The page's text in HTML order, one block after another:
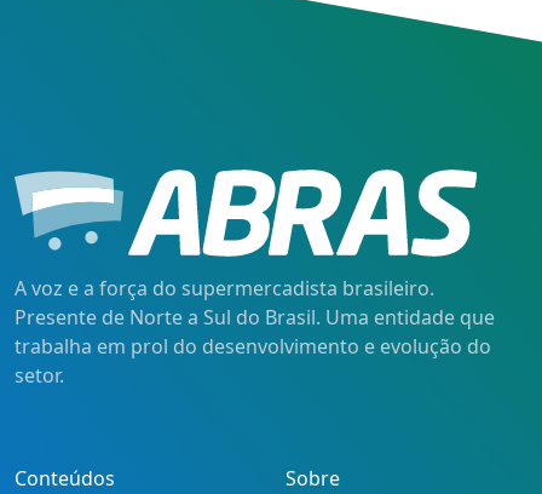
A voz e a força do supermercadista brasileiro.
Presente de Norte a Sul do Brasil. Uma entidade que
trabalha em prol do desenvolvimento e evolução do
setor.
Conteúdos
Sobre